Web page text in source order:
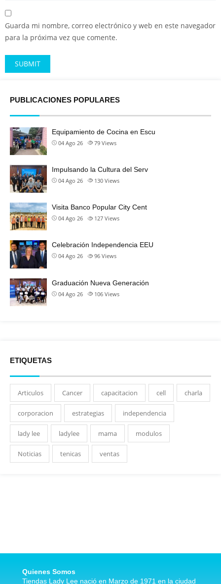
Guarda mi nombre, correo electrónico y web en este navegador
para la próxima vez que comente.
PUBLICACIONES POPULARES
Equipamiento de Cocina en Escu
04 Ago 26 79 Views
Impulsando la Cultura del Serv
04 Ago 26 130 Views
Visita Banco Popular City Cent
04 Ago 26 127 Views
Celebración Independencia EEU
04 Ago 26 96 Views
Graduación Nueva Generación
04 Ago 26 106 Views
ETIQUETAS
Articulos Cancer capacitacion cell charla
corporacion estrategias independencia
lady lee ladylee mama modulos
Noticias tenicas ventas
Quienes Somos
Tiendas Lady Lee nació en Marzo de 1971 en la ciudad